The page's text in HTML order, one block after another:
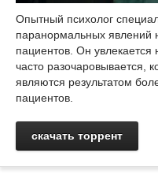
Опытный психолог
паранормальных явлений
пациентов. Он
часто разочаровывается,
являются результатом
пациентов.
скачать торрент